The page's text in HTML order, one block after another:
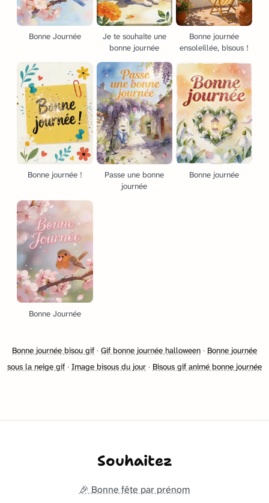
Bonne Journée
Je te souhaite une
bonne journée
Bonne journée
ensoleillée, bisous !
Bonne journée !
Passe une bonne
journée
Bonne journée
Bonne Journée
Bonne journée bisou gif · Gif bonne journée halloween · Bonne journée
sous la neige gif · Image bisous du jour · Bisous gif animé bonne journée
Souhaitez
🎉 Bonne fête par prénom